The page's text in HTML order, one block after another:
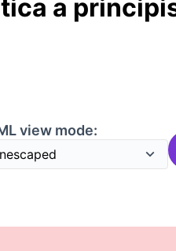
a
view mode: